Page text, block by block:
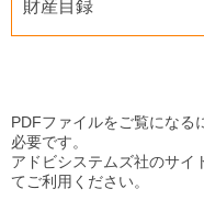
財産目録
PDFファイルをご覧にな
必要です。
アドビシステムズ社のサイ
てご利用ください。